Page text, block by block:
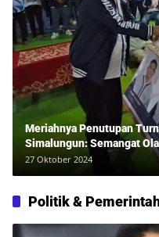
Meriahnya Penutupan
Simalungun: Semangat
Sehat Bersama Erwan
27 Oktober 2024
Politik &